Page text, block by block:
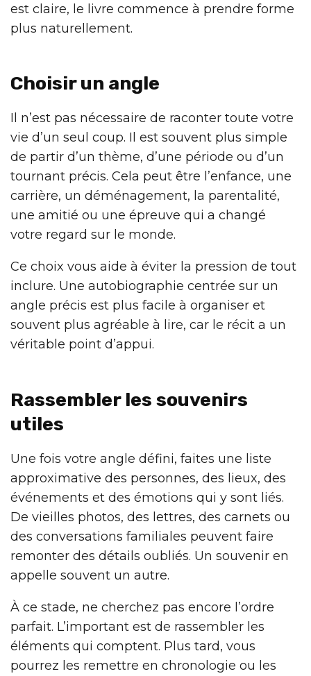
est claire, le livre commence à prendre forme
plus naturellement.
Choisir un angle
Il n’est pas nécessaire de raconter toute votre
vie d’un seul coup. Il est souvent plus simple
de partir d’un thème, d’une période ou d’un
tournant précis. Cela peut être l’enfance, une
carrière, un déménagement, la parentalité,
une amitié ou une épreuve qui a changé
votre regard sur le monde.
Ce choix vous aide à éviter la pression de tout
inclure. Une autobiographie centrée sur un
angle précis est plus facile à organiser et
souvent plus agréable à lire, car le récit a un
véritable point d’appui.
Rassembler les souvenirs
utiles
Une fois votre angle défini, faites une liste
approximative des personnes, des lieux, des
événements et des émotions qui y sont liés.
De vieilles photos, des lettres, des carnets ou
des conversations familiales peuvent faire
remonter des détails oubliés. Un souvenir en
appelle souvent un autre.
À ce stade, ne cherchez pas encore l’ordre
parfait. L’important est de rassembler les
éléments qui comptent. Plus tard, vous
pourrez les remettre en chronologie ou les